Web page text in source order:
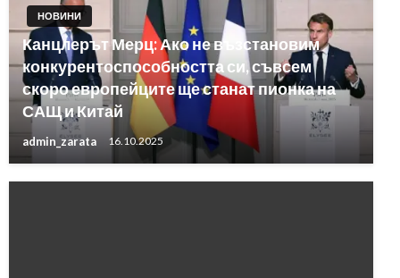
НОВИНИ
Канцлерът Мерц: Ако не възстановим
конкурентоспособността си, съвсем
скоро европейците ще станат пионка на
САЩ и Китай
admin_zarata 16.10.2025